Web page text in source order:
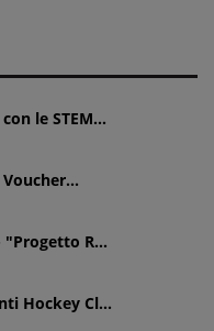
le STEM...
"Progetto R...
Hockey Cl...